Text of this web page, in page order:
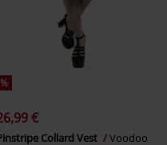
%
€
Collard Vest
Voodoo